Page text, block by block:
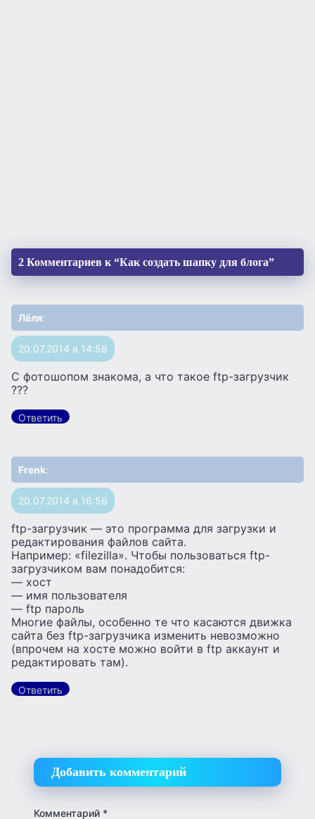
2 Комментариев к “Как создать шапку для блога”
Лёля:
20.07.2014 в 14:58
С фотошопом знакома, а что такое ftp-загрузчик
???
Ответить
Frenk:
20.07.2014 в 16:56
ftp-загрузчик — это программа для загрузки и
редактирования файлов сайта.
Например: «filezilla». Чтобы пользоваться ftp-
загрузчиком вам понадобится:
— хост
— имя пользователя
— ftp пароль
Многие файлы, особенно те что касаются движка
сайта без ftp-загрузчика изменить невозможно
(впрочем на хосте можно войти в ftp аккаунт и
редактировать там).
Ответить
Добавить комментарий
Комментарий *